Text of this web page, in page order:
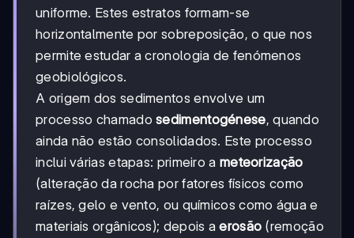
uniforme. Estes estratos formam-se
horizontalmente por sobreposição, o que nos
permite estudar a cronologia de fenómenos
geobiológicos.
A origem dos sedimentos envolve um
processo chamadosedimentogénese, quando
ainda não estão consolidados. Este processo
inclui várias etapas: primeiro a meteorização
(alteração da rocha por fatores físicos como
raízes, gelo e vento, ou químicos como água e
materiais orgânicos); depois aerosão (remoção